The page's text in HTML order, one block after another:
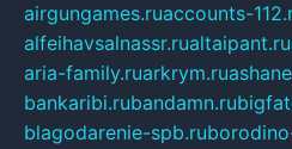
airgungames.ruaccounts-
alfeihavsalnassr.rualtaipant.ru
aria-family.ruarkrym.ru
bankaribi.rubandamn.ru
blagodarenie-spb.ru